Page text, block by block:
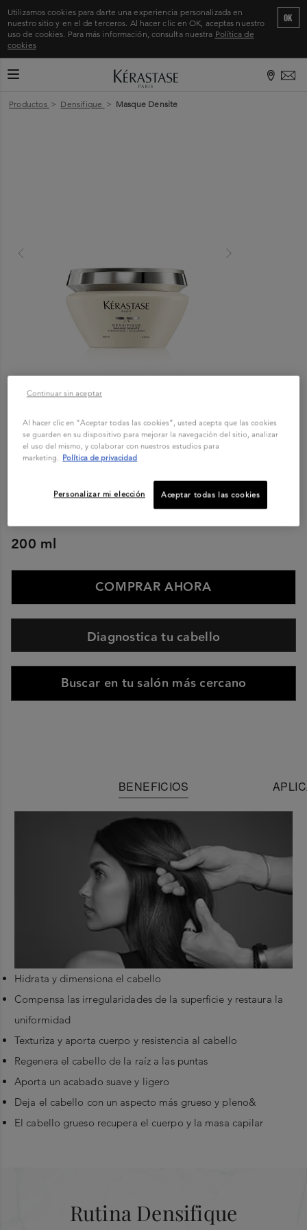
Utilizamos cookies para darte una experiencia personalizada en
nuestro sitio y en el de terceros. Al hacer clic en OK, aceptas nuestro
uso de cookies. Para más información, consulta nuestra Política de
cookies
OK
CAMBIAR MODO DE NAVEGACIÓN
Productos > Densifique > Masque Densite
Masque Densité
0,0/5 (0 RESEÑAS)
0,0/5 (0 RESEÑAS)
Densifique
200 ml
COMPRAR AHORA
Diagnostica tu cabello
Buscar en tu salón más cercano
BENEFICIOS
Hidrata y dimensiona el cabello
Compensa las irregularidades de la superficie y restaura la
uniformidad
Texturiza y aporta cuerpo y resistencia al cabello
Regenera el cabello de la raíz a las puntas
Aporta un acabado suave y ligero
Deja el cabello con un aspecto más grueso y pleno&
El cabello grueso recupera el cuerpo y la masa capilar
lainteracción entre las células madre y así despierta a
losfolículos inactivos.
CALIFICACIÓN
PROMEDIO DE CALIFICACIÓN DE
Rutina Densifique
Al hacer clic en “Aceptar todas las cookies”, usted acepta que las cookies
se guarden en su dispositivo para mejorar la navegación del sitio, analizar
el uso del mismo, y colaborar con nuestros estudios para
marketing. Política de privacidad
Personalizar mi elección Aceptar todas las cookies
Continuar sin aceptar